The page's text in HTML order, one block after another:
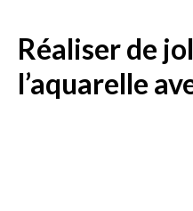
Réaliser de
l’aquarelle